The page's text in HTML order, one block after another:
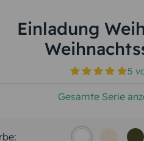
Einladung
5
Gesamte Serie